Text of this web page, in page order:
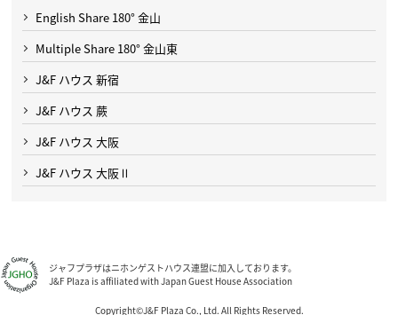
English Share 180° 金山
Multiple Share 180° 金山東
J&F ハウス 新宿
J&F ハウス 蕨
J&F ハウス 大阪
J&F ハウス 大阪Ⅱ
ジャフプラザはニホンゲストハウス連盟に加入しております。
J&F Plaza is affiliated with Japan Guest House Association
Copyright©J&F Plaza Co., Ltd. All Rights Reserved.